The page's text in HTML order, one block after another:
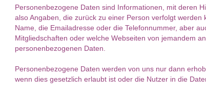
Manchmal braucht es nur einen
Blick in die Karten, um wieder
Hoffnung zu spü
Russische Karten,
da und lege dir
liebevoll
Personenbezogene Daten sind Informationen, mit deren
also Angaben, die zurück zu einer Person verfolgt werden
Name, die Emailadresse oder die Telefonnummer, aber
Mitgliedschaften oder welche Webseiten von jemandem
personenbezogenen Daten.
Personenbezogene Daten werden von uns nur dann
wenn dies gesetzlich erlaubt ist oder die Nutzer in die